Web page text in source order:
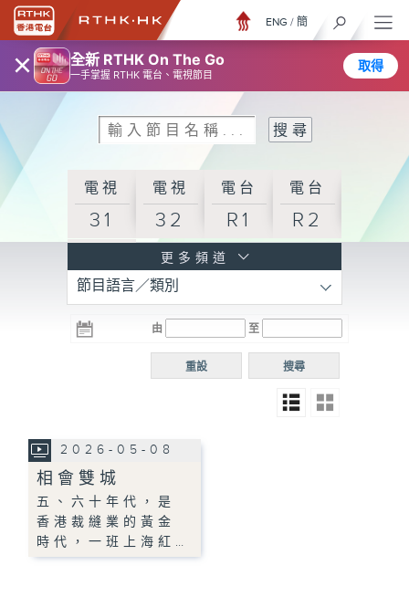
× 全新 RTHK On The Go
一手掌握 RTHK 電台、電視節目
取得
ENG / 簡
電視
31
電視
32
電台
R1
電台
R2
R3
電台 電台
R5
電台
普通
更多頻道
節目語言／類別
由 至
搜尋
重設
2026-05-08
相會雙城
五、六十年代，是
香港裁縫業的黃金
時代，一班上海紅…